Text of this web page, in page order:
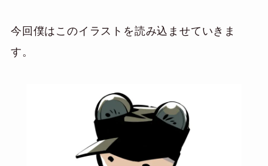
今回僕はこのイラストを読み込ませていきま
す。